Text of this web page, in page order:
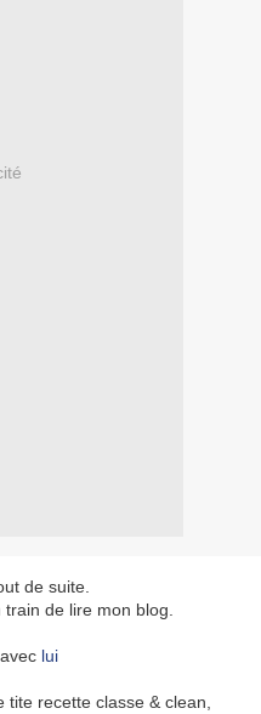
de suite.
de lire mon blog.
, avec lui
recette classe & clean,